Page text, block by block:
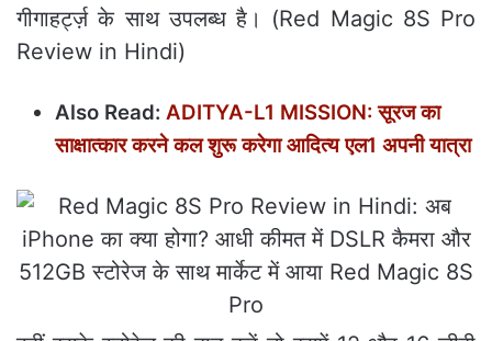
गीगाहर्ट्ज़ के साथ उपलब्ध है। (Red Magic 8S Pro
Review in Hindi)
Also Read: ADITYA-L1 MISSION: सूरज का
साक्षात्‍कार करने कल शुरू करेगा आदित्‍य एल1 अपनी यात्रा